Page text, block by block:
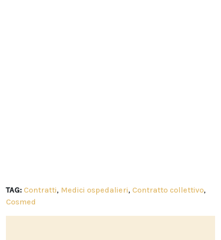
TAG: Contratti, Medici ospedalieri, Contratto collettivo,
Cosmed